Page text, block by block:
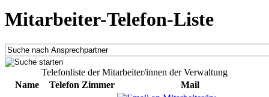
Mitarbeiter-Telefon-Liste
Telefonliste der Mitarbeiter/innen der Verwaltung
Name
Telefon Zimmer Mail